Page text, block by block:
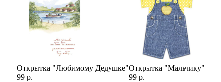
Открытка "Любимому Дедушке"
99 р.
Открытка "Мальчику"
99 р.